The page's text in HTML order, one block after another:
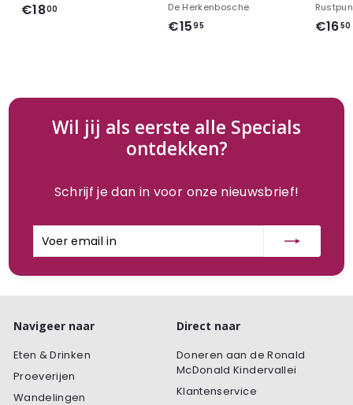
€1800
0
De Herkenbosche
€1595
9
5
€1650
Wil jij als eerste alle Specials
ontdekken?
Schrijf je dan in voor onze nieuwsbrief!
Navigeer naar
Eten & Drinken
Proeverijen
Wandelingen
Direct naar
Doneren aan de Ronald
McDonald Kindervallei
Klantenservice